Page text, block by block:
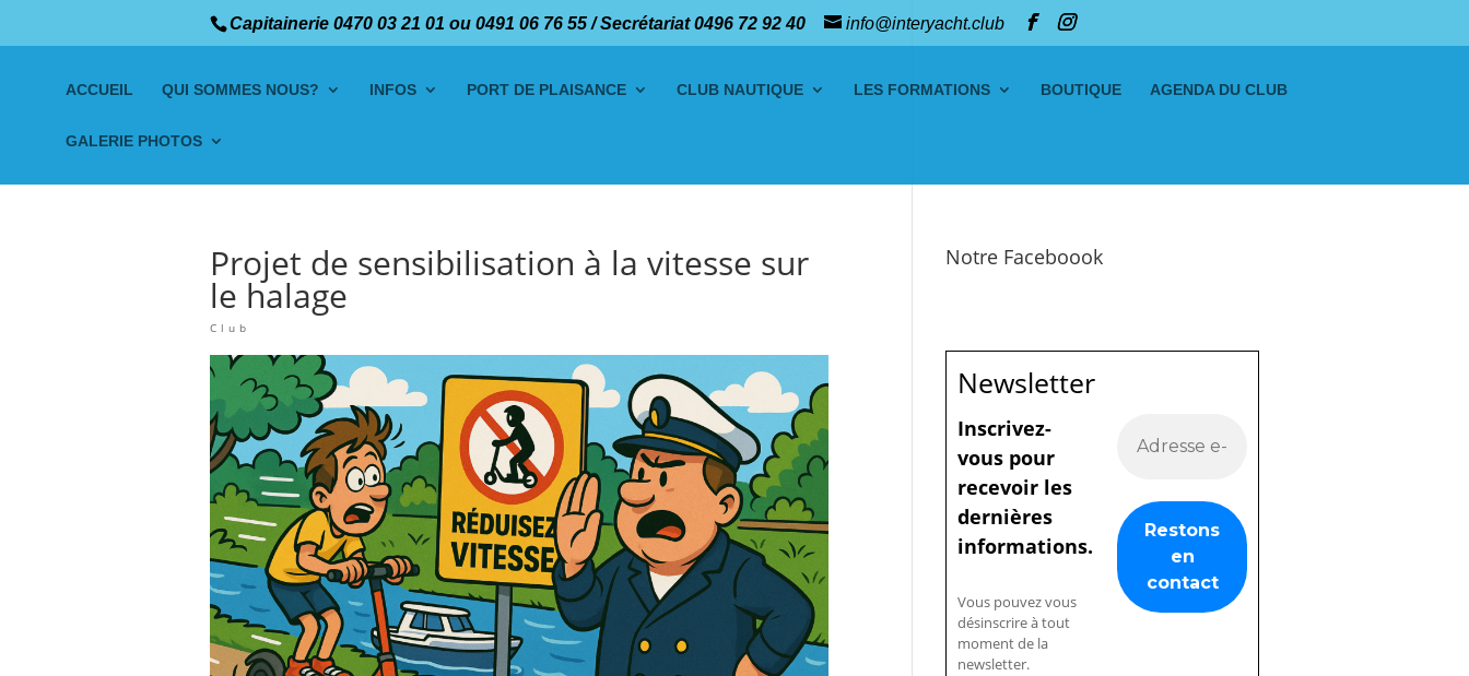
Capitainerie 0470 03 21 01 ou 0491 06 76 55 / Secrétariat 0496 72 92 40 info@interyacht.club
ACCUEIL QUI SOMMES NOUS? INFOS PORT DE PLAISANCE CLUB NAUTIQUE LES FORMATIONS BOUTIQUE AGENDA DU CLUB
GALERIE PHOTOS
Projet de sensibilisation à la vitesse sur
le halage
Club
Notre Faceboook
Newsletter
Inscrivez-
vous pour
recevoir les
dernières
informations.
Vous pouvez vous
désinscrire à tout
moment de la
newsletter.